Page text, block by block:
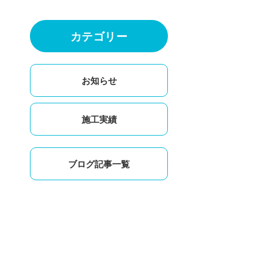
カテゴリー
お知らせ
施工実績
ブログ記事一覧